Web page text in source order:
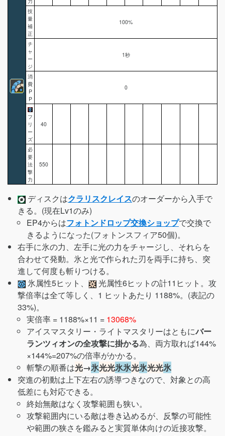
技
量
補
正
100%
チ
ャ
ー
ジ
1秒
消
費
P
P
0
フ
リ
ー
ズ
40
必
要
法
撃
力
550
ディスクはクラリスクレイスのオーダーから入手で
きる。(現在Lv1のみ)
EP4からはフォトンドロップ交換ショップで交換で
きるようになった(フォトンスフィア50個)。
右手に氷の力、左手に光の力をチャージし、それらを
合わせて発動。氷と光で作られた刃を両手に持ち、突
進して何度も斬りつける。
氷属性5ヒット、
光属性6ヒットの計11ヒット。攻
撃倍率は全て等しく、1 ヒットあたり 1188%。(表記の
33%)。
実倍率 = 1188%×11 = 13068%
アイスマスタリー・ライトマスタリーはともにバー
ランツィオンの全攻撃に掛かる為、両方取れば144%
×144%=207%の倍率がかかる。
斬撃の順番は光→氷光光氷氷光氷光光氷
突進の初動は上下左右の誘導つきなので、対象との高
低差にも対応できる。
終始無敵はなく攻撃範囲も狭い。
攻撃範囲内にいる敵は巻き込めるが、反撃の可能性
や範囲の狭さを鑑みると実質単体向けの近接攻撃。